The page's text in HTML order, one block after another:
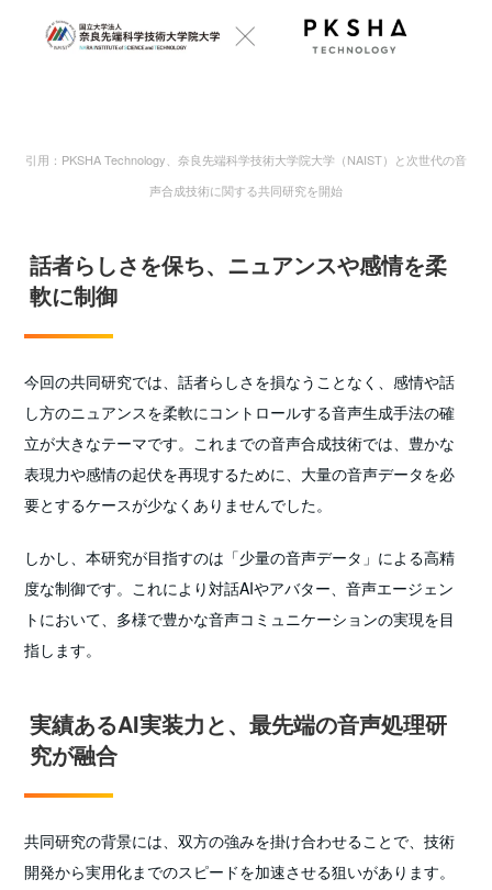
引用：PKSHA Technology、奈良先端科学技術大学院大学（NAIST）と次世代の音
声合成技術に関する共同研究を開始
話者らしさを保ち、ニュアンスや感情を柔
軟に制御
今回の共同研究では、話者らしさを損なうことなく、感情や話
し方のニュアンスを柔軟にコントロールする音声生成手法の確
立が大きなテーマです。これまでの音声合成技術では、豊かな
表現力や感情の起伏を再現するために、大量の音声データを必
要とするケースが少なくありませんでした。
しかし、本研究が目指すのは「少量の音声データ」による高精
度な制御です。これにより対話AIやアバター、音声エージェン
トにおいて、多様で豊かな音声コミュニケーションの実現を目
指します。
実績あるAI実装力と、最先端の音声処理研
究が融合
共同研究の背景には、双方の強みを掛け合わせることで、技術
開発から実用化までのスピードを加速させる狙いがあります。